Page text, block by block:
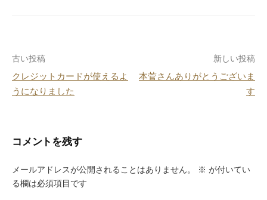
o
k
投
稿
ゲ
ー
シ
古い投稿
クレジットカードが使えるよ
うになりました
新しい投稿
本菅さんありがとうございま
す
コメントを残す
メールアドレスが公開されることはありません。 ※ が付いてい
る欄は必須項目です